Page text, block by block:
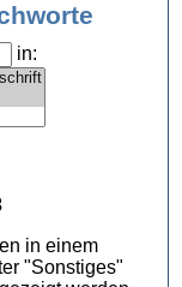
in:
in einem
"Sonstiges"